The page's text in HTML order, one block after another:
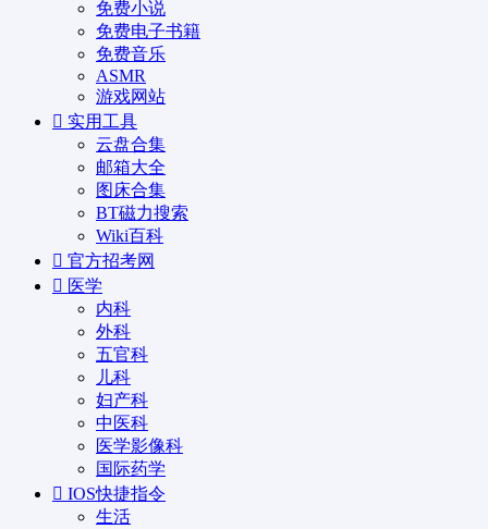
免费小说
免费电子书籍
免费音乐
ASMR
游戏网站
实用工具
云盘合集
邮箱大全
图床合集
BT磁力搜索
Wiki百科
官方招考网
医学
内科
外科
五官科
儿科
妇产科
中医科
医学影像科
国际药学
IOS快捷指令
生活